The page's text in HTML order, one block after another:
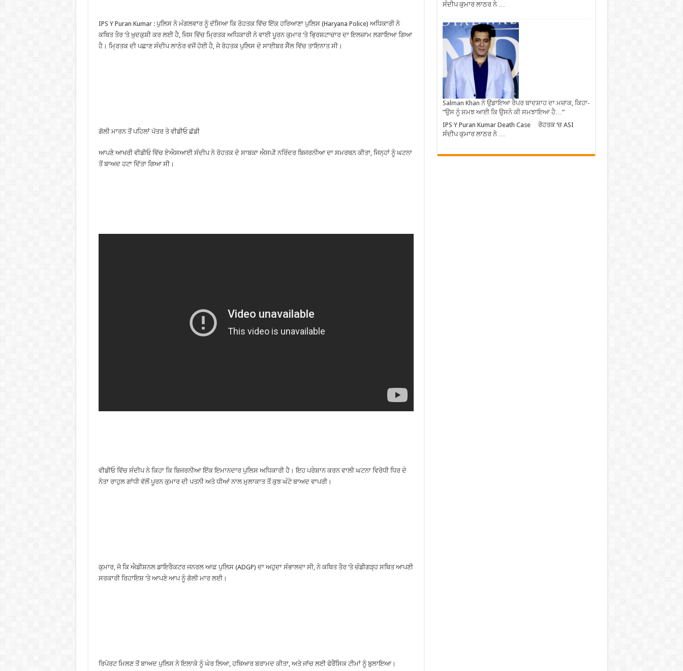
IPS Y Puran Kumar : ਪੁਲਿਸ ਨੇ ਮੰਗਲਵਾਰ ਨੂੰ ਦੱਸਿਆ ਕਿ ਰੋਹਤਕ ਵਿੱਚ ਇੱਕ ਹਰਿਆਣਾ ਪੁਲਿਸ (Haryana Police) ਅਧਿਕਾਰੀ ਨੇ
ਕਥਿਤ ਤੌਰ ‘ਤੇ ਖੁਦਕੁਸ਼ੀ ਕਰ ਲਈ ਹੈ, ਜਿਸ ਵਿੱਚ ਮ੍ਰਿਤਕ ਅਧਿਕਾਰੀ ਨੇ ਵਾਈ ਪੂਰਨ ਕੁਮਾਰ ‘ਤੇ ਭ੍ਰਿਸ਼ਟਾਚਾਰ ਦਾ ਇਲਜ਼ਾਮ ਲਗਾਇਆ ਗਿਆ
ਹੈ। ਮ੍ਰਿਤਕ ਦੀ ਪਛਾਣ ਸੰਦੀਪ ਲਾਠੇਰ ਵਜੋਂ ਹੋਈ ਹੈ, ਜੋ ਰੋਹਤਕ ਪੁਲਿਸ ਦੇ ਸਾਈਬਰ ਸੈੱਲ ਵਿੱਚ ਤਾਇਨਾਤ ਸੀ।
ਗੋਲੀ ਮਾਰਨ ਤੋਂ ਪਹਿਲਾਂ ਪੱਤਰ ਤੇ ਵੀਡੀਓ ਛੱਡੀ
ਆਪਣੇ ਆਖਰੀ ਵੀਡੀਓ ਵਿੱਚ ਏਐਸਆਈ ਸੰਦੀਪ ਨੇ ਰੋਹਤਕ ਦੇ ਸਾਬਕਾ ਐਸਪੀ ਨਰਿੰਦਰ ਬਿਜਰਨੀਆ ਦਾ ਸਮਰਥਨ ਕੀਤਾ, ਜਿਨ੍ਹਾਂ ਨੂੰ ਘਟਨਾ
ਤੋਂ ਬਾਅਦ ਹਟਾ ਦਿੱਤਾ ਗਿਆ ਸੀ।
ਵੀਡੀਓ ਵਿੱਚ ਸੰਦੀਪ ਨੇ ਕਿਹਾ ਕਿ ਬਿਜਰਨੀਆ ਇੱਕ ਇਮਾਨਦਾਰ ਪੁਲਿਸ ਅਧਿਕਾਰੀ ਹੈ। ਇਹ ਪਰੇਸ਼ਾਨ ਕਰਨ ਵਾਲੀ ਘਟਨਾ ਵਿਰੋਧੀ ਧਿਰ ਦੇ
ਨੇਤਾ ਰਾਹੁਲ ਗਾਂਧੀ ਵੱਲੋਂ ਪੂਰਨ ਕੁਮਾਰ ਦੀ ਪਤਨੀ ਅਤੇ ਧੀਆਂ ਨਾਲ ਮੁਲਾਕਾਤ ਤੋਂ ਕੁਝ ਘੰਟੇ ਬਾਅਦ ਵਾਪਰੀ।
ਕੁਮਾਰ, ਜੋ ਕਿ ਐਡੀਸ਼ਨਲ ਡਾਇਰੈਕਟਰ ਜਨਰਲ ਆਫ਼ ਪੁਲਿਸ (ADGP) ਦਾ ਅਹੁਦਾ ਸੰਭਾਲਦਾ ਸੀ, ਨੇ ਕਥਿਤ ਤੌਰ ‘ਤੇ ਚੰਡੀਗੜ੍ਹ ਸਥਿਤ ਆਪਣੀ
ਸਰਕਾਰੀ ਰਿਹਾਇਸ਼ ‘ਤੇ ਆਪਣੇ ਆਪ ਨੂੰ ਗੋਲੀ ਮਾਰ ਲਈ।
ਰਿਪੋਰਟ ਮਿਲਣ ਤੋਂ ਬਾਅਦ ਪੁਲਿਸ ਨੇ ਇਲਾਕੇ ਨੂੰ ਘੇਰ ਲਿਆ, ਹਥਿਆਰ ਬਰਾਮਦ ਕੀਤਾ, ਅਤੇ ਜਾਂਚ ਲਈ ਫੋਰੈਂਸਿਕ ਟੀਮਾਂ ਨੂੰ ਬੁਲਾਇਆ।
ਸੰਦੀਪ ਕੁਮਾਰ ਲਾਠਰ ਨੇ …
Salman Khan ਨੇ ਉਡਾਇਆ ਰੈਪਰ ਬਾਦਸ਼ਾਹ ਦਾ ਮਜ਼ਾਕ, ਕਿਹਾ-
”ਉਸ ਨੂੰ ਸਮਝ ਆਈ ਕਿ ਉਸਨੇ ਕੀ ਸਮਝਾਇਆ ਹੈ…”
IPS Y Puran Kumar Death Case ਰੋਹਤਕ ‘ਚ ASI
ਸੰਦੀਪ ਕੁਮਾਰ ਲਾਠਰ ਨੇ …